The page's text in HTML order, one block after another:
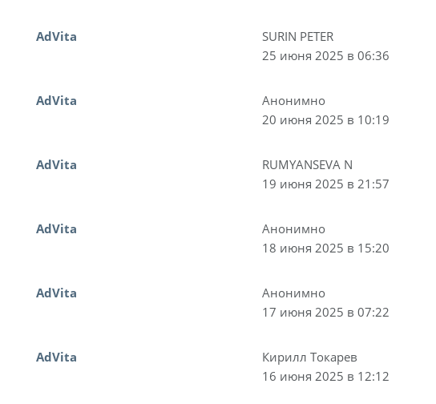
AdVita
SURIN PETER
25 июня 2025 в 06:36
AdVita
Анонимно
20 июня 2025 в 10:19
AdVita
RUMYANSEVA N
19 июня 2025 в 21:57
AdVita
Анонимно
18 июня 2025 в 15:20
AdVita
Анонимно
17 июня 2025 в 07:22
AdVita
Кирилл Токарев
16 июня 2025 в 12:12